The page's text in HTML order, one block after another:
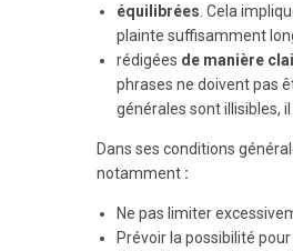
équilibrées . Cela
plainte suffisamment
rédigées de manière
phrases ne doivent pas
générales sont illisibles,
Dans ses conditions
notamment :
Ne pas limiter
Prévoir la possibilité